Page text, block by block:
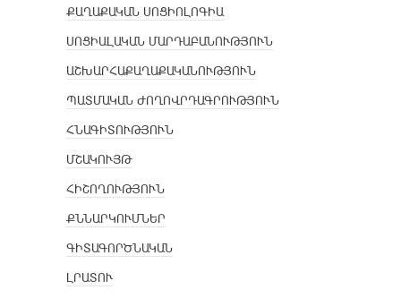
ՔԱՂԱՔԱԿԱՆ ՍՈՑԻՈԼՈԳԻԱ
ՍՈՑԻԱԼԱԿԱՆ ՄԱՐԴԱԲԱՆՈՒԹՅՈՒՆ
ԱՇԽԱՐՀԱՔԱՂԱՔԱԿԱՆՈՒԹՅՈՒՆ
ՊԱՏՄԱԿԱՆ ԺՈՂՈՎՐԴԱԳՐՈՒԹՅՈՒՆ
ՀՆԱԳԻՏՈՒԹՅՈՒՆ
ՄՇԱԿՈՒՅԹ
ՀԻՇՈՂՈՒԹՅՈՒՆ
ՔՆՆԱՐԿՈՒՄՆԵՐ
ԳԻՏԱԳՈՐԾՆԱԿԱՆ
ԼՐԱՏՈՒ